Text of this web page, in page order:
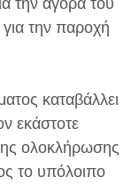
για την παροχή
καταβάλλει
εκάστοτε
ολοκλήρωσης
το υπόλοιπο